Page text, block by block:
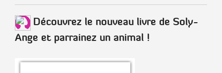
Découvrez le nouveau livre de Soly-
Ange et parrainez un animal !